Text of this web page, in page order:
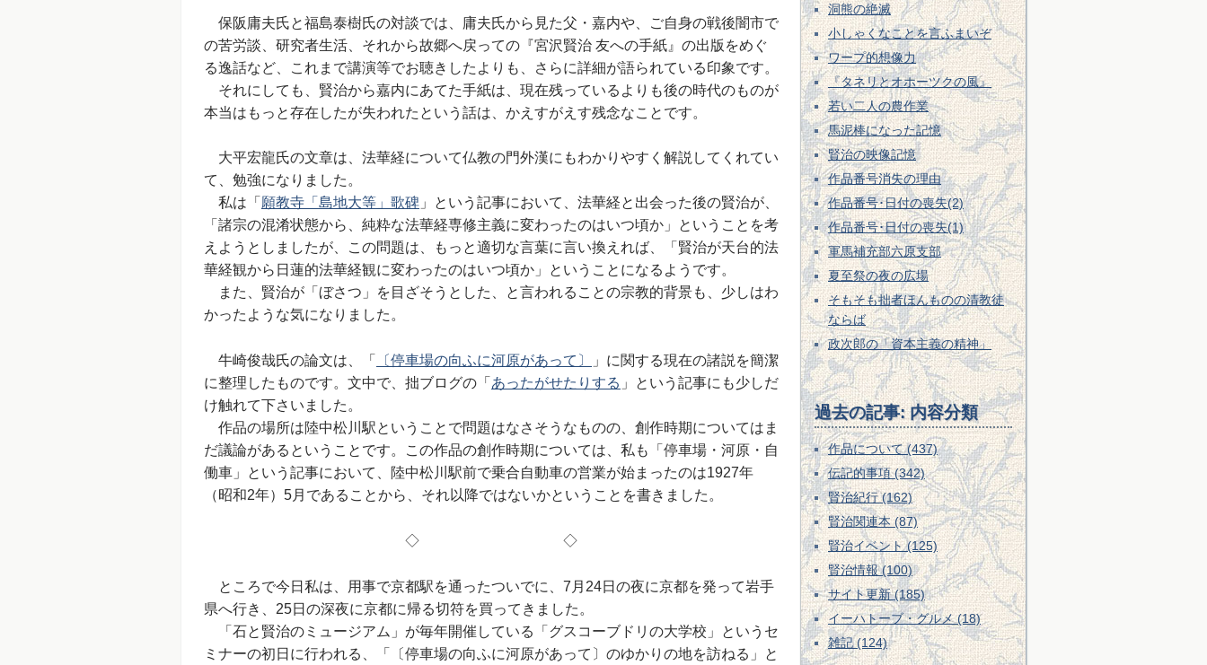
保阪庸夫氏と福島泰樹氏の対談では、庸夫氏から見た父・嘉内や、ご自身の戦後闇市で
の苦労談、研究者生活、それから故郷へ戻っての『宮沢賢治 友への手紙』の出版をめぐ
る逸話など、これまで講演等でお聴きしたよりも、さらに詳細が語られている印象です。
それにしても、賢治から嘉内にあてた手紙は、現在残っているよりも後の時代のものが
本当はもっと存在したが失われたという話は、かえすがえす残念なことです。
大平宏龍氏の文章は、法華経について仏教の門外漢にもわかりやすく解説してくれてい
て、勉強になりました。
私は「 願教寺「島地大等」歌碑 」という記事において、法華経と出会った後の賢治が、
「諸宗の混淆状態から、純粋な法華経専修主義に変わったのはいつ頃か」ということを考
えようとしましたが、この問題は、もっと適切な言葉に言い換えれば、「賢治が天台的法
華経観から日蓮的法華経観に変わったのはいつ頃か」ということになるようです。
また、賢治が「ぼさつ」を目ざそうとした、と言われることの宗教的背景も、少しはわ
かったような気になりました。
牛崎俊哉氏の論文は、「 〔停車場の向ふに河原があって〕
」に関する現在の諸説を簡潔
に整理したものです。文中で、拙ブログの「 あったがせたりする 」という記事にも少しだ
け触れて下さいました。
作品の場所は陸中松川駅ということで問題はなさそうなものの、創作時期についてはま
だ議論があるということです。この作品の創作時期については、私も「停車場・河原・自
働車」という記事において、陸中松川駅前で乗合自動車の営業が始まったのは1927年
（昭和2年）5月であることから、それ以降ではないかということを書きました。
◇ ◇
ところで今日私は、用事で京都駅を通ったついでに、7月24日の夜に京都を発って岩手
県へ行き、25日の深夜に京都に帰る切符を買ってきました。
「石と賢治のミュージアム」が毎年開催している「グスコーブドリの大学校」というセ
ミナーの初日に行われる、「〔停車場の向ふに河原があって〕のゆかりの地を訪ねる」と
洞熊の絶滅
小しゃくなことを言ふまいぞ
ワープ的想像力
『タネリとオホーツクの風』
若い二人の農作業
馬泥棒になった記憶
賢治の映像記憶
作品番号消失の理由
作品番号･日付の喪失(2)
作品番号･日付の喪失(1)
軍馬補充部六原支部
夏至祭の夜の広場
そもそも拙者ほんものの清教徒
ならば
政次郎の「資本主義の精神」
過去の記事: 内容分類
作品について (437)
伝記的事項 (342)
賢治紀行 (162)
賢治関連本 (87)
賢治イベント (125)
賢治情報 (100)
サイト更新 (185)
イーハトーブ・グルメ (18)
雑記 (124)